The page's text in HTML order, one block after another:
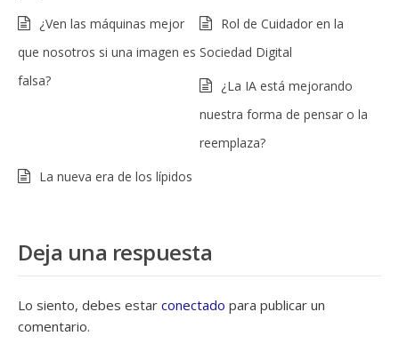
¿Ven las máquinas mejor
que nosotros si una imagen es
falsa?
Rol de Cuidador en la
Sociedad Digital
¿La IA está mejorando
nuestra forma de pensar o la
reemplaza?
La nueva era de los lípidos
Deja una respuesta
Lo siento, debes estar conectado para publicar un
comentario.